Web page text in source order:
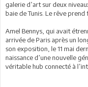
galerie d’art sur deux
baie de Tunis. Le rêve prend
Amel Bennys, qui avait
arrivée de Paris après un
son exposition, le 11 mai
naissance d’une nouvelle
véritable hub connecté à